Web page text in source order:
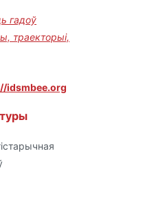
гадоў
траекторыі,
idsmbee.org